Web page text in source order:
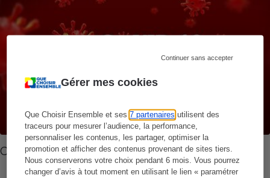
Gérer mes cookies
Que Choisir Ensemble et ses7 partenaires utilisent des
traceurs pour mesurer l’audience, la performance,
personnaliser les contenus, les partager, optimiser la
promotion et afficher des contenus provenant de sites tiers.
Nous conserverons votre choix pendant 6 mois. Vous pourrez
changer d’avis à tout moment en utilisant le lien « paramétrer
Continuer sans accepter
Coronavirus Covid-19